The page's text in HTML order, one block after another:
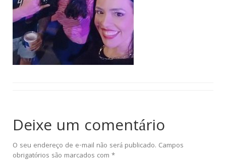
Deixe um comentário
O seu endereço de e-mail não será publicado. Campos
obrigatórios são marcados com *